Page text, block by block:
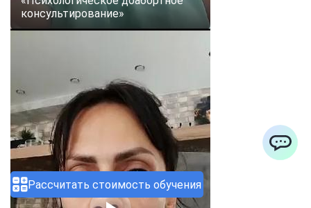
Рассчитать стоимость обучения
консультирование»
ChatApp